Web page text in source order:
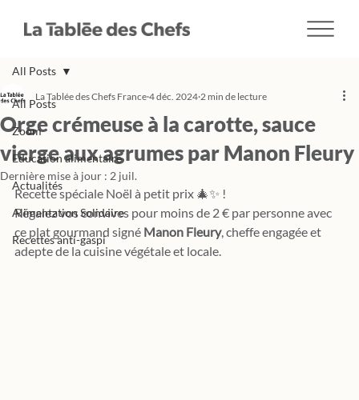
All Posts
Zoom
Education alimentaire
Actualités
Alimentation Solidaire
Recettes anti-gaspi
All Posts
Orge crémeuse à la carotte, sauce
vierge aux agrumes par Manon Fleury
La Tablée des Chefs France 4 déc. 2024 2 min de lecture
Dernière mise à jour : 2 juil.
Recette spéciale Noël à petit prix 🎄✨ !
Régalez vos convives pour moins de 2 € par personne avec
ce plat gourmand signé Manon Fleury, cheffe engagée et
adepte de la cuisine végétale et locale.